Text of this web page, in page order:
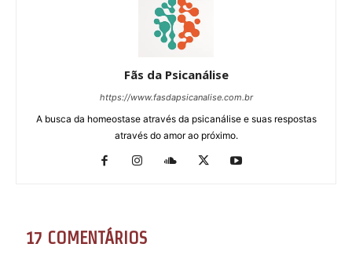
Fãs da Psicanálise
https://www.fasdapsicanalise.com.br
A busca da homeostase através da psicanálise e suas respostas
através do amor ao próximo.
17 COMENTÁRIOS